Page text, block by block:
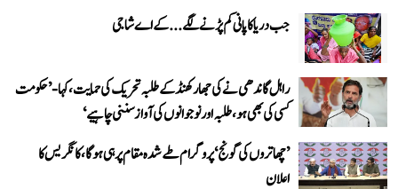
جب دریا کا پانی کم پڑنے لگے...کے اے شاجی
راہل گاندھی نے کی جھارکھنڈ کے طلبہ تحریک کی حمایت، کہا- ’حکومت
کسی کی بھی ہو، طلبہ اور نوجوانوں کی آواز سننی چاہیے‘
’چھاتروں کی گونج‘ پروگرام طے شدہ مقام پر ہی ہوگا، کانگریس کا
اعلان